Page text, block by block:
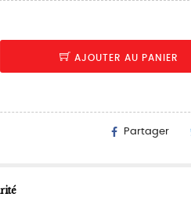
AJOUTER AU PANIER
Partager